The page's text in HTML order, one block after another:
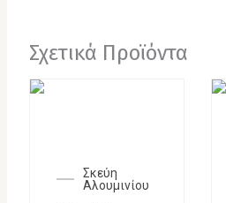
Σχετικά Προϊόντα
Σκεύη
Αλουμινίου